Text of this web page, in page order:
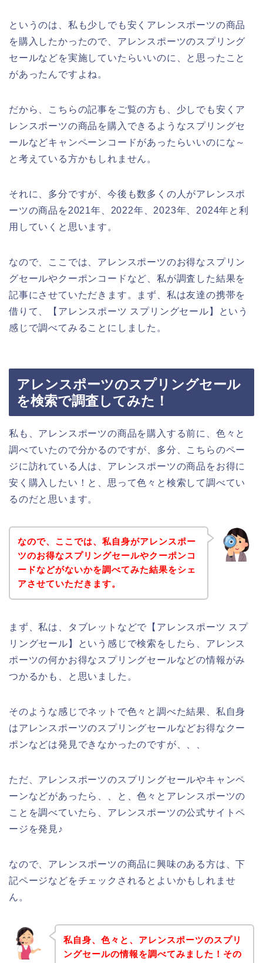
というのは、私も少しでも安くアレンスポーツの商品
を購入したかったので、アレンスポーツのスプリング
セールなどを実施していたらいいのに、と思ったこと
があったんですよね。
だから、こちらの記事をご覧の方も、少しでも安くア
レンスポーツの商品を購入できるようなスプリングセ
ールなどキャンペーンコードがあったらいいのにな～
と考えている方かもしれません。
それに、多分ですが、今後も数多くの人がアレンスポ
ーツの商品を2021年、2022年、2023年、2024年と利
用していくと思います。
なので、ここでは、アレンスポーツのお得なスプリン
グセールやクーポンコードなど、私が調査した結果を
記事にさせていただきます。まず、私は友達の携帯を
借りて、【アレンスポーツ スプリングセール】という
感じで調べてみることにしました。
アレンスポーツのスプリングセール
を検索で調査してみた！
私も、アレンスポーツの商品を購入する前に、色々と
調べていたので分かるのですが、多分、こちらのペー
ジに訪れている人は、アレンスポーツの商品をお得に
安く購入したい！と、思って色々と検索して調べてい
るのだと思います。
なので、ここでは、私自身がアレンスポー
ツのお得なスプリングセールやクーポンコ
ードなどがないかを調べてみた結果をシェ
アさせていただきます。
まず、私は、タブレットなどで【アレンスポーツ スプ
リングセール】という感じで検索をしたら、アレンス
ポーツの何かお得なスプリングセールなどの情報がみ
つかるかも、と思いました。
そのような感じでネットで色々と調べた結果、私自身
はアレンスポーツのスプリングセールなどお得なクー
ポンなどは発見できなかったのですが、、、
ただ、アレンスポーツのスプリングセールやキャンペ
ーンなどがあったら、、と、色々とアレンスポーツの
ことを調べていたら、アレンスポーツの公式サイトペ
ージを発見♪
なので、アレンスポーツの商品に興味のある方は、下
記ページなどをチェックされるとよいかもしれませ
ん。
私自身、色々と、アレンスポーツのスプリ
ングセールの情報を調べてみました！その